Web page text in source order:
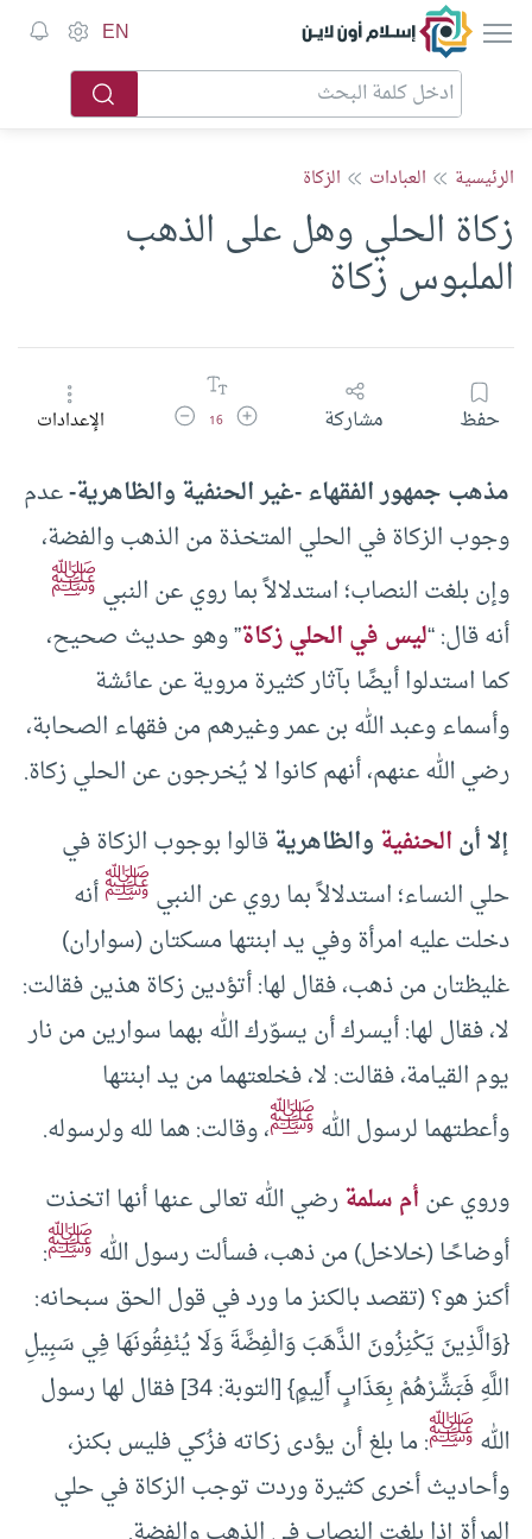
إسلام أون لاين EN
الرئيسية العبادات الزكاة
زكاة الحلي وهل على الذهب
الملبوس زكاة
حفظ مشاركة زيادة حجم الخط
16 تقليل حجم الخطالإعدادات
مذهب جمهور الفقهاء -غير الحنفية والظاهرية-عدم
وجوب الزكاة في الحلي المتخذة من الذهب والفضة،
وإن بلغت النصاب؛ استدلالاً بما روي عن النبيﷺ
أنه قال: “ليس في الحلي زكاة” وهو حديث صحيح،
كما استدلوا أيضًا بآثار كثيرة مروية عن عائشة
وأسماء وعبد الله بن عمر وغيرهم من فقهاء الصحابة،
رضي الله عنهم، أنهم كانوا لا يُخرجون عن الحلي زكاة.
إلا أنالحنفيةوالظاهريةقالوا بوجوب الزكاة في
حلي النساء؛ استدلالاً بما روي عن النبيﷺأنه
دخلت عليه امرأة وفي يد ابنتها مسكتان (سواران)
غليظتان من ذهب، فقال لها: أتؤدين زكاة هذين فقالت:
لا، فقال لها: أيسرك أن يسوّرك الله بهما سوارين من نار
يوم القيامة، فقالت: لا، فخلعتهما من يد ابنتها
وأعطتهما لرسول اللهﷺ، وقالت: هما لله ولرسوله.
وروي عنأم سلمةرضي الله تعالى عنها أنها اتخذت
أوضاحًا (خلاخل) من ذهب، فسألت رسول اللهﷺ:
أكنز هو؟ (تقصد بالكنز ما ورد في قول الحق سبحانه:
{وَالَّذِينَ يَكْنِزُونَ الذَّهَبَ وَالْفِضَّةَ وَلَا يُنْفِقُونَهَا فِي سَبِيلِ
اللَّهِ فَبَشِّرْهُمْ بِعَذَابٍ أَلِيمٍ} [التوبة: 34] فقال لها رسول
اللهﷺ: ما بلغ أن يؤدى زكاته فزُكي فليس بكنز،
وأحاديث أخرى كثيرة وردت توجب الزكاة في حلي